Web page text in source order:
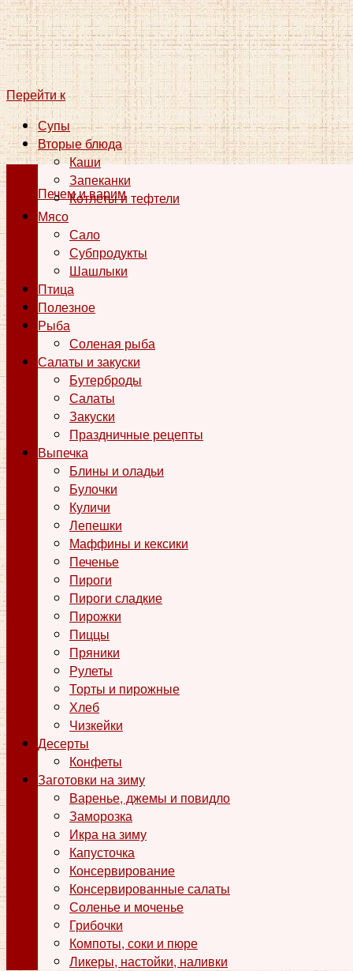
Печем и варим
Перейти к
Супы
Вторые блюда
Каши
Запеканки
Котлеты и тефтели
Мясо
Сало
Субпродукты
Шашлыки
Птица
Полезное
Рыба
Соленая рыба
Салаты и закуски
Бутерброды
Салаты
Закуски
Праздничные рецепты
Выпечка
Блины и оладьи
Булочки
Куличи
Лепешки
Маффины и кексики
Печенье
Пироги
Пироги сладкие
Пирожки
Пиццы
Пряники
Рулеты
Торты и пирожные
Хлеб
Чизкейки
Десерты
Конфеты
Заготовки на зиму
Варенье, джемы и повидло
Заморозка
Икра на зиму
Капусточка
Консервирование
Консервированные салаты
Соленье и моченье
Грибочки
Компоты, соки и пюре
Ликеры, настойки, наливки